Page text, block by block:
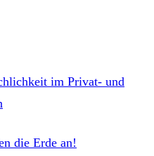
im Privat- und
die Erde an!